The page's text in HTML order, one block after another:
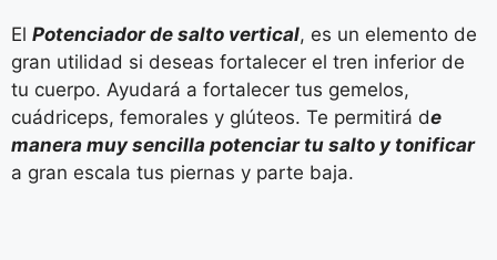
El Potenciador de salto vertical, es un elemento de
gran utilidad si deseas fortalecer el tren inferior de
tu cuerpo. Ayudará a fortalecer tus gemelos,
cuádriceps, femorales y glúteos. Te permitirá de
manera muy sencilla potenciar tu salto y tonificar
a gran escala tus piernas y parte baja.